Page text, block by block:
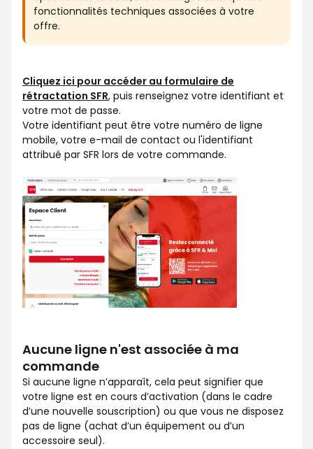
fonctionnalités techniques associées à votre
offre.
Cliquez ici pour accéder au formulaire de
rétractation SFR, puis renseignez votre identifiant et
votre mot de passe.
Votre identifiant peut être votre numéro de ligne
mobile, votre e-mail de contact ou l'identifiant
attribué par SFR lors de votre commande.
Aucune ligne n'est associée à ma
commande
Si aucune ligne n’apparaît, cela peut signifier que
votre ligne est en cours d’activation (dans le cadre
d’une nouvelle souscription) ou que vous ne disposez
pas de ligne (achat d’un équipement ou d’un
accessoire seul).